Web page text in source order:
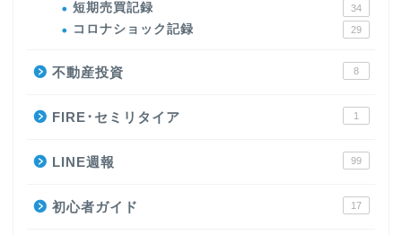
短期売買記録 34
コロナショック記録 29
不動産投資 8
FIRE･セミリタイア 1
LINE週報 99
初心者ガイド 17